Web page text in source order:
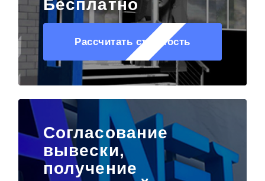
Рассчитать стоимость
Согласование
вывески,
получение
разрешений